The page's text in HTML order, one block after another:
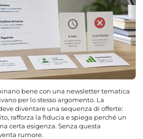
bene con una newsletter tematica
per lo stesso argomento. La
diventare una sequenza di offerte:
rafforza la fiducia e spiega perché un
certa esigenza. Senza questa
rumore.